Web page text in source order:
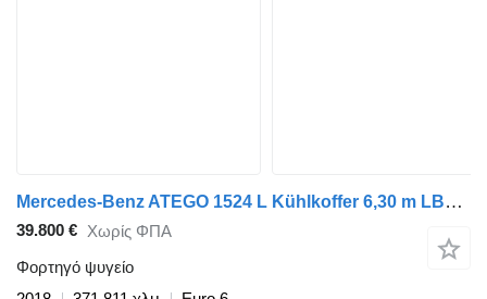
Mercedes-Benz ATEGO 1524 L Kühlkoffer 6,30 m LBW 1 T
39.800 € Χωρίς ΦΠΑ
Φορτηγό ψυγείο